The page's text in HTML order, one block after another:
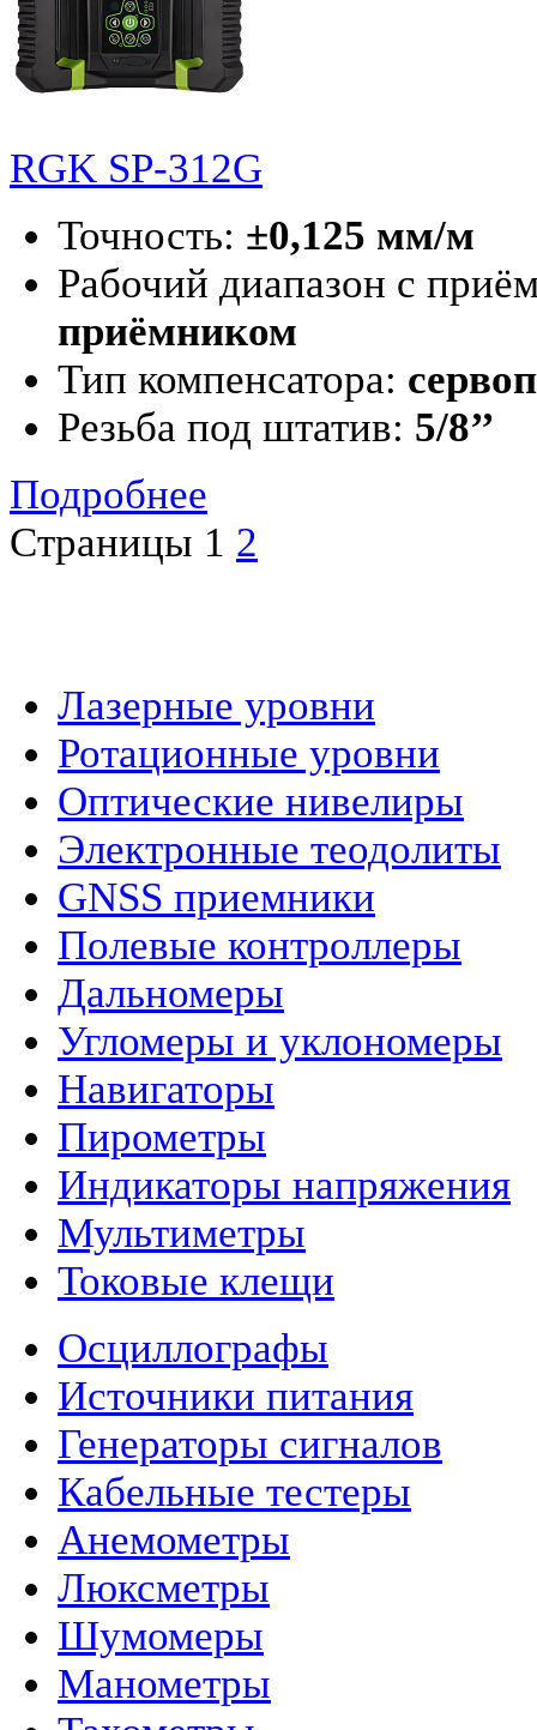
RGK SP-312G
Точность: ±0,125 мм/м
Рабочий диапазон с
приёмником
Тип компенсатора:
Резьба под штатив: 5/8’’
Подробнее
Страницы 1 2
Лазерные уровни
Ротационные уровни
Оптические нивелиры
Электронные теодолиты
GNSS приемники
Полевые контроллеры
Дальномеры
Угломеры и уклономеры
Навигаторы
Пирометры
Индикаторы напряжения
Мультиметры
Токовые клещи
Осциллографы
Источники питания
Генераторы сигналов
Кабельные тестеры
Анемометры
Люксметры
Шумомеры
Манометры